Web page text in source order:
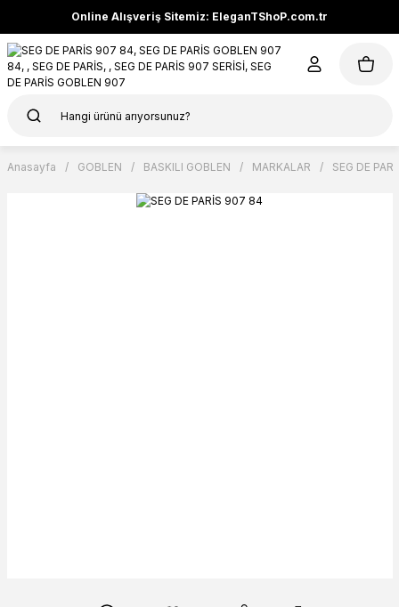
Online Alışveriş Sitemiz: EleganTShoP.com.tr
Anasayfa GOBLEN BASKILI GOBLEN MARKALAR SEG DE